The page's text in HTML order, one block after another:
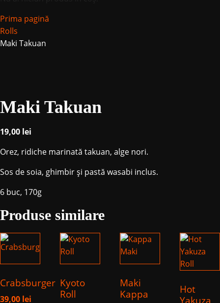
Prima pagină
Rolls
Maki Takuan
Maki Takuan
19,00 lei
Orez, ridiche marinată takuan, alge nori.
Sos de soia, ghimbir și pastă wasabi inclus.
6 buc, 170g
Produse similare
Crabsburger
39,00 lei
Kyoto
Roll
Maki
Kappa
Hot
Yakuza